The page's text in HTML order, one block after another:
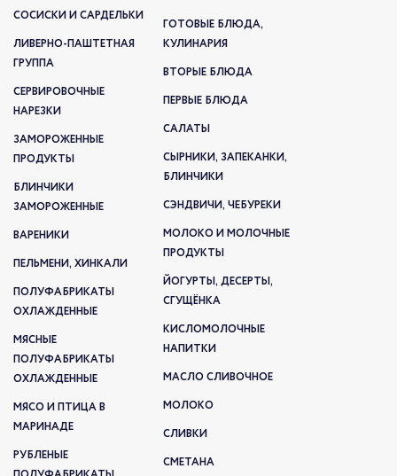
СОСИСКИ И САРДЕЛЬКИ
ЛИВЕРНО-ПАШТЕТНАЯ
ГРУППА
СЕРВИРОВОЧНЫЕ
НАРЕЗКИ
ЗАМОРОЖЕННЫЕ
ПРОДУКТЫ
БЛИНЧИКИ
ЗАМОРОЖЕННЫЕ
ВАРЕНИКИ
ПЕЛЬМЕНИ, ХИНКАЛИ
ПОЛУФАБРИКАТЫ
ОХЛАЖДЕННЫЕ
МЯСНЫЕ
ПОЛУФАБРИКАТЫ
ОХЛАЖДЕННЫЕ
МЯСО И ПТИЦА В
МАРИНАДЕ
РУБЛЕНЫЕ
ГОТОВЫЕ БЛЮДА,
КУЛИНАРИЯ
ВТОРЫЕ БЛЮДА
ПЕРВЫЕ БЛЮДА
САЛАТЫ
СЫРНИКИ, ЗАПЕКАНКИ,
БЛИНЧИКИ
СЭНДВИЧИ, ЧЕБУРЕКИ
МОЛОКО И МОЛОЧНЫЕ
ПРОДУКТЫ
ЙОГУРТЫ, ДЕСЕРТЫ,
СГУЩЁНКА
КИСЛОМОЛОЧНЫЕ
НАПИТКИ
МАСЛО СЛИВОЧНОЕ
МОЛОКО
СЛИВКИ
СМЕТАНА